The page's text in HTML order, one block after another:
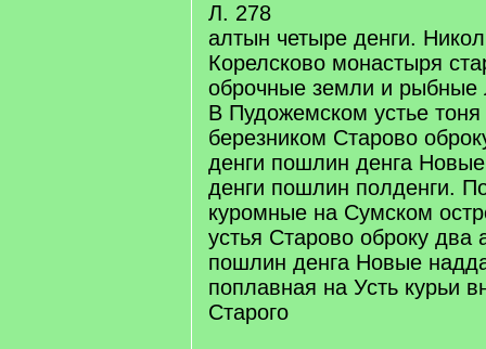
Л. 278
алтын четыре денги.
Корелсково монастыря
оброчные земли и рыбные
В Пудожемском устье
березником Старово
денги пошлин денга
денги пошлин полденги.
куромные на Сумском
устья Старово оброку два
пошлин денга Новые
поплавная на Усть курьи
Старого